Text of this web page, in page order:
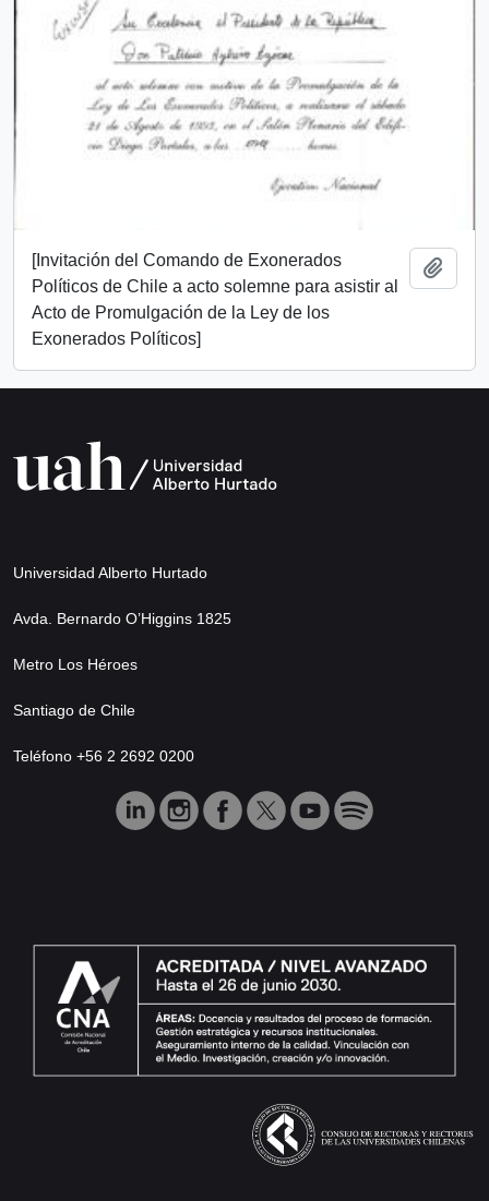
[Invitación del Comando de Exonerados
Políticos de Chile a acto solemne para asistir al
Acto de Promulgación de la Ley de los
Exonerados Políticos]
Universidad Alberto Hurtado
Avda. Bernardo O’Higgins 1825
Metro Los Héroes
Santiago de Chile
Teléfono +56 2 2692 0200